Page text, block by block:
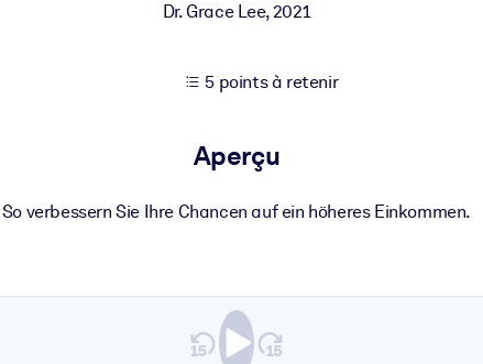
pour améliorer les résultats.
Dr. Grace Lee,2021
5 points à retenir
Aperçu
So verbessern Sie Ihre Chancen auf ein höheres Einkommen.